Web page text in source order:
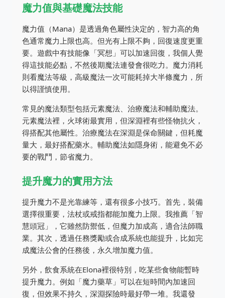
魔力值與基礎魔法技能
魔力值（Mana）是透過角色屬性決定的，智力高的角
色通常魔力上限也高。但光有上限不夠，回復速度更重
要。遊戲中有技能像「冥想」可以加速回復，我個人覺
得這技能必點，不然後期魔法連發會很吃力。魔力消耗
則看魔法等級，高級魔法一次可能耗掉大半條魔力，所
以得謹慎使用。
常見的魔法類型包括元素魔法、治療魔法和輔助魔法。
元素魔法裡，火球術最實用，但深淵裡有些怪物抗火，
得搭配其他屬性。治療魔法在深淵是保命關鍵，但耗魔
量大，最好搭配藥水。輔助魔法如隱身術，能避免不必
要的戰鬥，節省魔力。
提升魔力的實用方法
提升魔力不是光靠練等，還有很多小技巧。首先，裝備
選擇很重要，法杖或戒指都能加魔力上限。我推薦「智
慧頭冠」，它雖然防禦低，但魔力加成高，適合法師職
業。其次，透過任務獎勵或合成系統也能提升，比如完
成魔法公會的任務後，永久增加魔力值。
另外，飲食系統在Elona裡很特別，吃某些食物能暫時
提升魔力。例如「魔力藥草」可以在短時間內加速回
復，但效果不持久，深淵探險時最好帶一堆。我還發